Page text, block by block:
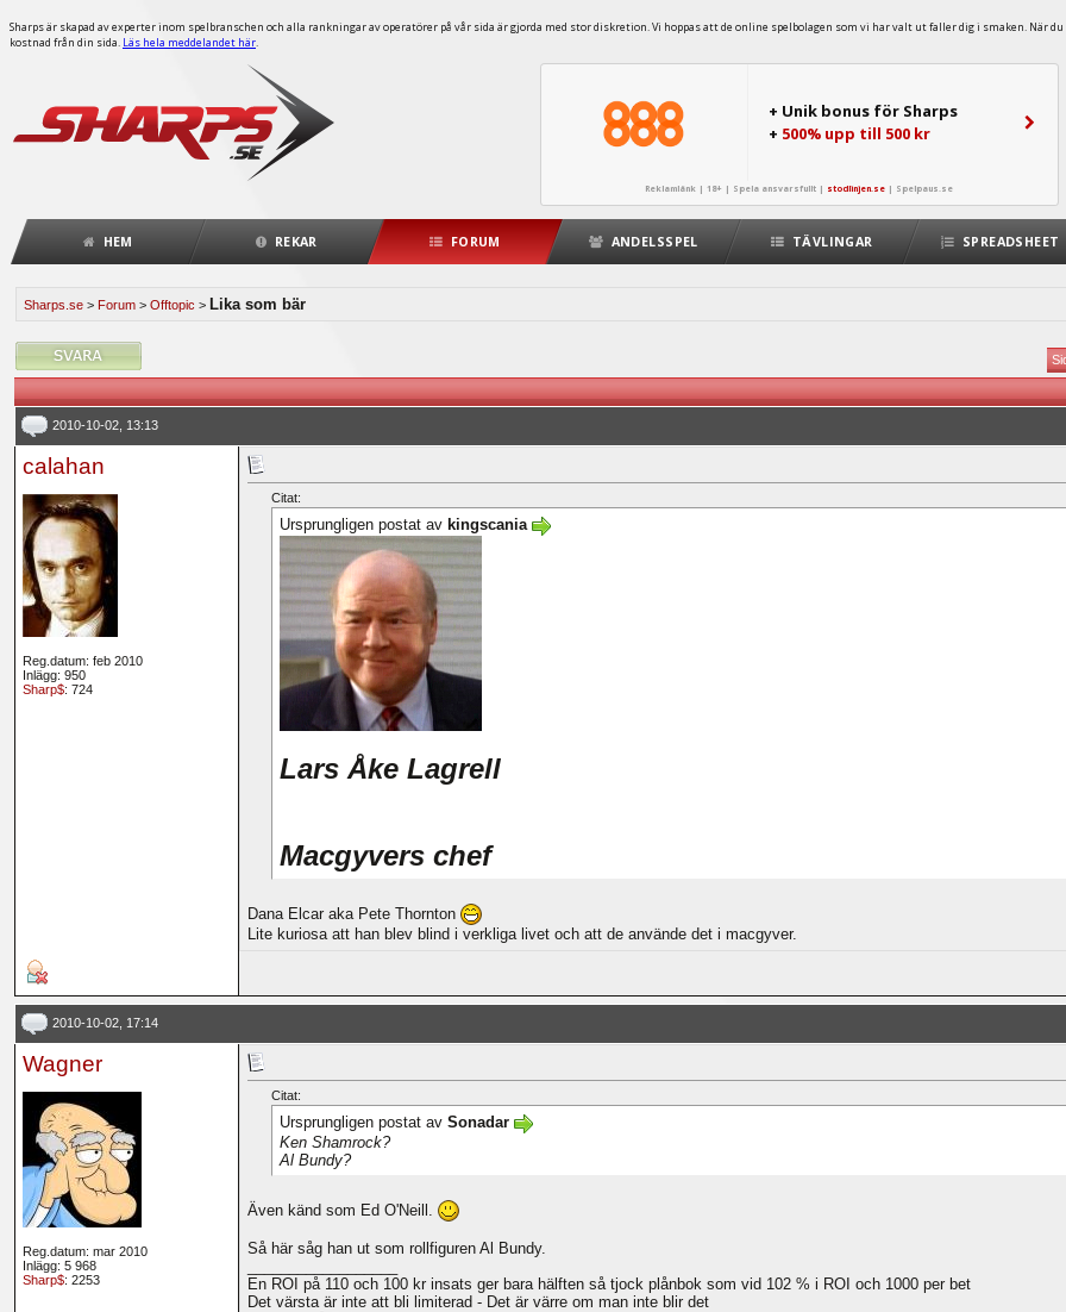
Sharps är skapad av experter inom spelbranschen och alla rankningar av operatörer på vår sida är gjorda med stor diskretion. Vi hoppas att de online spelbolagen som vi har valt ut faller dig i smaken. När
kostnad från din sida. Läs hela meddelandet här.
+ Unik bonus för Sharps
+ 500% upp till 500 kr
Reklamlänk | 18+ | Spela ansvarsfullt | stodlinjen.se | Spelpaus.se
HEM REKAR FORUM ANDELSSPEL TÄVLINGAR SPREADSHEET
Sharps.se > Forum > Offtopic > Lika som bär
2010-10-02, 13:13
calahan
Reg.datum: feb 2010
Inlägg: 950
Sharp$: 724
Citat:
Ursprungligen postat av kingscania
Lars Åke Lagrell
Macgyvers chef
Dana Elcar aka Pete Thornton
Lite kuriosa att han blev blind i verkliga livet och att de använde det i macgyver.
2010-10-02, 17:14
Wagner
Reg.datum: mar 2010
Inlägg: 5 968
Sharp$: 2253
Citat:
Ursprungligen postat av Sonadar
Ken Shamrock?
Al Bundy?
Även känd som Ed O'Neill.
Så här såg han ut som rollfiguren Al Bundy.
En ROI på 110 och 100 kr insats ger bara hälften så tjock plånbok som vid 102 % i ROI och 1000 per bet
Det värsta är inte att bli limiterad - Det är värre om man inte blir det